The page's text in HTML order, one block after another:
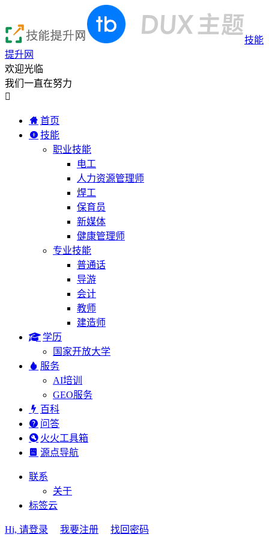
技能
提升网
欢迎光临
我们一直在努力

首页
技能
职业技能
电工
人力资源管理师
焊工
保育员
新媒体
健康管理师
专业技能
普通话
导游
会计
教师
建造师
学历
国家开放大学
服务
AI培训
GEO服务
百科
问答
火火工具箱
源点导航
联系
关于
标签云
Hi, 请登录 我要注册
找回密码